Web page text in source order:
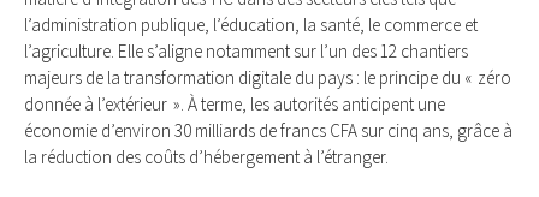
l’administration publique, l’éducation, la santé, le commerce et
l’agriculture. Elle s’aligne notamment sur l’un des 12 chantiers
majeurs de la transformation digitale du pays : le principe du « zéro
donnée à l’extérieur ». À terme, les autorités anticipent une
économie d’environ 30 milliards de francs CFA sur cinq ans, grâce à
la réduction des coûts d’hébergement à l’étranger.